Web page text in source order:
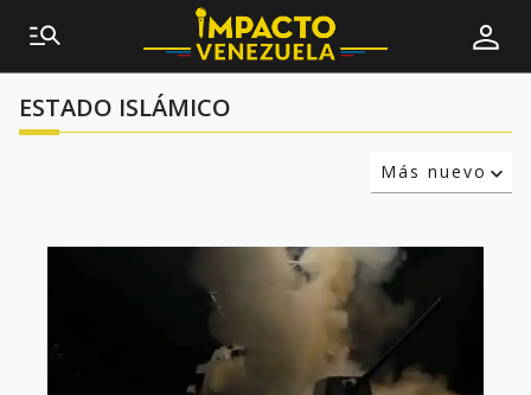
ESTADO ISLÁMICO
Más nuevo